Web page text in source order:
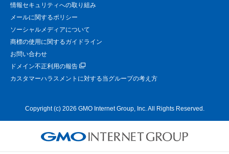
情報セキュリティへの取り組み
メールに関するポリシー
ソーシャルメディアについて
商標の使用に関するガイドライン
お問い合わせ
ドメイン不正利用の報告
カスタマーハラスメントに対する当グループの考え方
Copyright (c) 2026 GMO Internet Group, Inc. All Rights Reserved.